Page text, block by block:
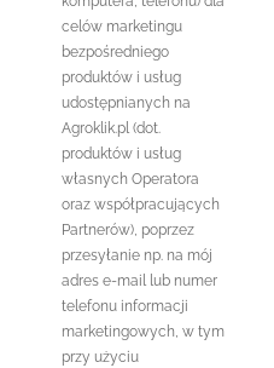
celów marketingu
bezpośredniego
produktów i usług
udostępnianych na
Agroklik.pl (dot.
produktów i usług
własnych Operatora
oraz współpracujących
Partnerów), poprzez
przesyłanie np. na mój
adres e-mail lub numer
telefonu informacji
marketingowych, w tym
przy użyciu